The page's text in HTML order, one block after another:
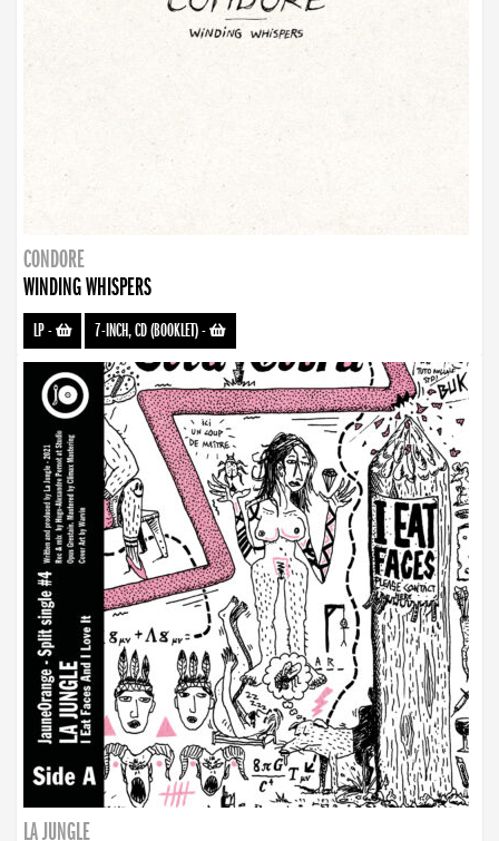
CONDORE
WINDING WHISPERS
LP- 7-INCH, CD (BOOKLET)-
LA JUNGLE